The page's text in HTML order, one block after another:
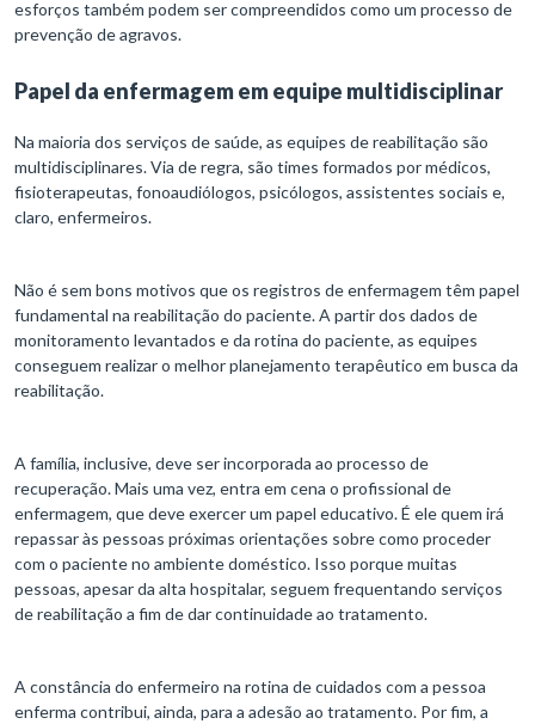
esforços também podem ser compreendidos como um processo de
prevenção de agravos.
Papel da enfermagem em equipe multidisciplinar
Na maioria dos serviços de saúde, as equipes de reabilitação são
multidisciplinares. Via de regra, são times formados por médicos,
fisioterapeutas, fonoaudiólogos, psicólogos, assistentes sociais e,
claro, enfermeiros.
Não é sem bons motivos que os registros de enfermagem têm papel
fundamental na reabilitação do paciente. A partir dos dados de
monitoramento levantados e da rotina do paciente, as equipes
conseguem realizar o melhor planejamento terapêutico em busca da
reabilitação.
A família, inclusive, deve ser incorporada ao processo de
recuperação. Mais uma vez, entra em cena o profissional de
enfermagem, que deve exercer um papel educativo. É ele quem irá
repassar às pessoas próximas orientações sobre como proceder
com o paciente no ambiente doméstico. Isso porque muitas
pessoas, apesar da alta hospitalar, seguem frequentando serviços
de reabilitação a fim de dar continuidade ao tratamento.
A constância do enfermeiro na rotina de cuidados com a pessoa
enferma contribui, ainda, para a adesão ao tratamento. Por fim, a